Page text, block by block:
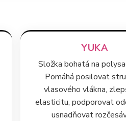
YUKA
Složka bohatá na
Pomáhá posilovat
vlasového vlákna,
elasticitu, podporovat
usnadňovat